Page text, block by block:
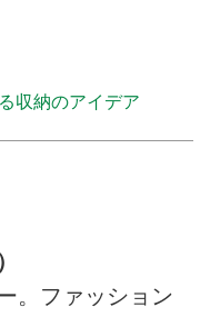
収納のアイデア
。ファッション